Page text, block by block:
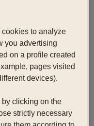
атриум
и
to analyze
you advertising
on a profile created
pages visited
devices).
by clicking on the
strictly necessary